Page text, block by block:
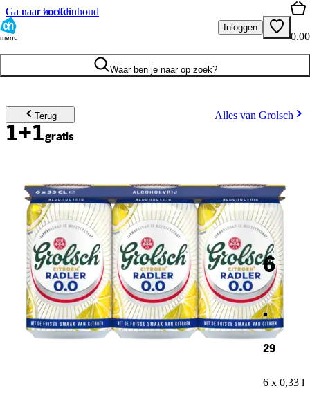
Ga naar hoofdinhoud
Ga naar zoeken
menu
Inloggen
0.00
Waar ben je naar op zoek?
Terug Alles van Grolsch
1+1gratis
6
.
29
6 x 0,33 l